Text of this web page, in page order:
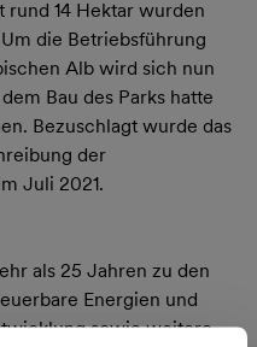
14 Hektar wurden
die Betriebsführung
Alb wird sich nun
Bau des Parks hatte
Bezuschlagt wurde das
der
Juli 2021.
als 25 Jahren zu den
Energien und
sowie weitere